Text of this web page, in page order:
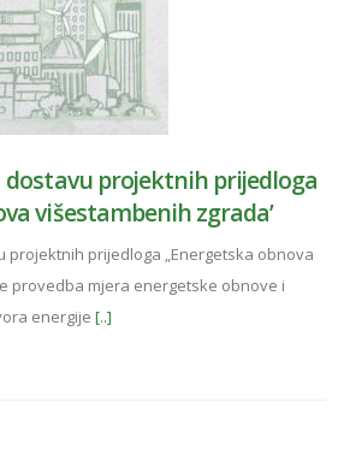
dostavu projektnih prijedloga
višestambenih zgrada’
projektnih prijedloga „Energetska obnova
provedba mjera energetske obnove i
energije [..]